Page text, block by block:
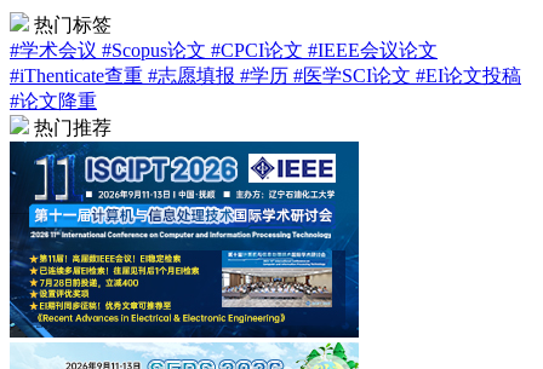
热门标签
#学术会议 #Scopus论文 #CPCI论文 #IEEE会议论文
#iThenticate查重 #志愿填报 #学历 #医学SCI论文 #EI论文投稿
#论文降重
热门推荐